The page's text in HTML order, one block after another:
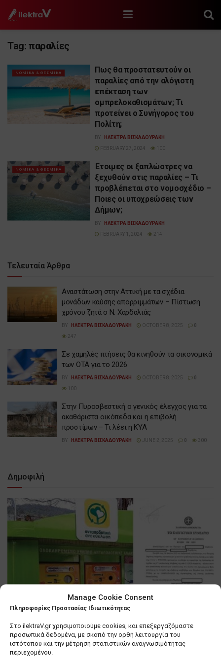
Manage Cookie Consent
Πληροφορίες Προστασίας Ιδιωτικότητας
Στο ilektraV.gr χρησιμοποιούμε cookies, και επεξεργαζόμαστε
προσωπικά δεδομένα, με σκοπό την ορθή λειτουργία του
ιστότοπου και την μέτρηση στατιστικών αναγνωσιμότητας
περιεχομένου.
Tag: παραλίες
ΝΟΜΙΚΑ & ΘΕΣΜΙΚΑ
Πως θα προστατευτούν οι
παραλίες από την αλόγιστη
επέκταση των
ομπρελοκαθισμάτων; Τι
προτείνει ο Συνήγορος του
Πολίτη;
BY
ΗΛΕΚΤΡΑ ΒΙΣΚΑΔΟΥΡΑΚΗ
FEBRUARY 27, 2024
100
ΝΟΜΙΚΑ & ΘΕΣΜΙΚΑ
Έτοιμες οι ξαπλώστρες να
ξεχυθούν στις παραλίες – Τι
προβλέπεται στο νομοσχέδιο –
Ποιες οι υποχρεώσεις των
Δήμων;
BY
ΗΛΕΚΤΡΑ ΒΙΣΚΑΔΟΥΡΑΚΗ
FEBRUARY 1, 2024
214
Τελευταία Άρθρα
Αναστάτωση στην Αττική με τα σχέδια
μονάδων καύσης απορριμμάτων – Πίστωση
χρόνου ζητά ο Ν. Χαρδαλιάς
BY ΗΛΕΚΤΡΑ ΒΙΣΚΑΔΟΥΡΑΚΗ OCTOBER 8, 2025
247
Σε χαμηλές πτήσεις θα κινηθούν τα οικονομικά
των ΟΤΑ για το 2026
BY ΗΛΕΚΤΡΑ ΒΙΣΚΑΔΟΥΡΑΚΗ OCTOBER 8, 2025
100
Στην Πυροσβεστική ο γενικός έλεγχος για τα
ακαθάριστα οικόπεδα και η επιβολή
προστίμων – Τι λέει η ΚΥΑ
BY ΗΛΕΚΤΡΑ ΒΙΣΚΑΔΟΥΡΑΚΗ JUNE 2, 2025 300
Δημοφιλή
Θεσσαλονίκη: Βιασύνη του